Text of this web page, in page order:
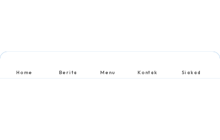
Home Berita Menu Kontak Siakad